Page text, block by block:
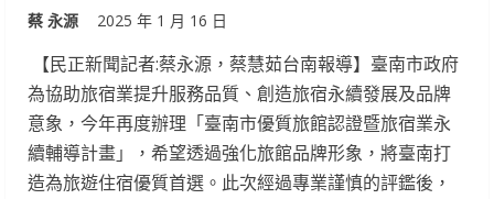
蔡 永源 2025 年 1 月 16 日
【民正新聞記者:蔡永源，蔡慧茹台南報導】臺南市政府
為協助旅宿業提升服務品質、創造旅宿永續發展及品牌
意象，今年再度辦理「臺南市優質旅館認證暨旅宿業永
續輔導計畫」，希望透過強化旅館品牌形象，將臺南打
造為旅遊住宿優質首選。此次經過專業謹慎的評鑑後，